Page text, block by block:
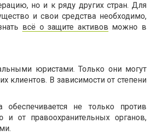
но и к ряду других стран. Для
и свои средства необходимо,
всё о защите активов можно в
юристами. Только они могут
клиентов. В зависимости от степени
не только против
от правоохранительных органов,